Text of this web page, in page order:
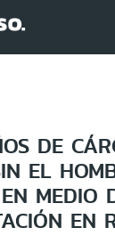
DE
EL
MEDIO
EN